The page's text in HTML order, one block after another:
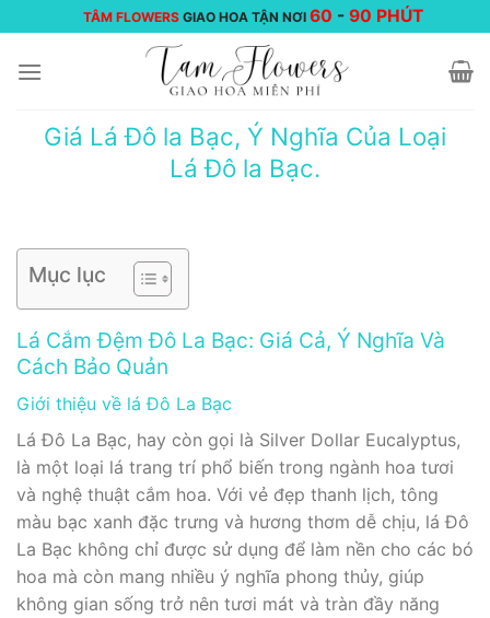
đến
nội
TÂM FLOWERS GIAO HOA TẬN NƠI 60 -90 PHÚT
Giá Lá Đô la Bạc, Ý Nghĩa Của Loại
Lá Đô la Bạc.
Mục lục
Lá Cắm Đệm Đô La Bạc: Giá Cả, Ý Nghĩa Và
Cách Bảo Quản
Giới thiệu về lá Đô La Bạc
Lá Đô La Bạc, hay còn gọi là Silver Dollar Eucalyptus,
là một loại lá trang trí phổ biến trong ngành hoa tươi
và nghệ thuật cắm hoa. Với vẻ đẹp thanh lịch, tông
màu bạc xanh đặc trưng và hương thơm dễ chịu, lá Đô
La Bạc không chỉ được sử dụng để làm nền cho các bó
hoa mà còn mang nhiều ý nghĩa phong thủy, giúp
không gian sống trở nên tươi mát và tràn đầy năng